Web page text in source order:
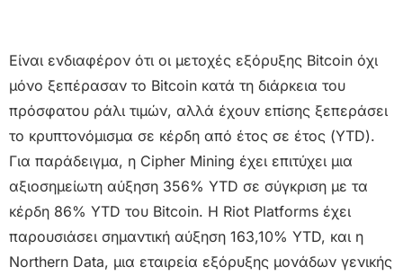
Είναι ενδιαφέρον ότι οι μετοχές εξόρυξης Bitcoin όχι
μόνο ξεπέρασαν το Bitcoin κατά τη διάρκεια του
πρόσφατου ράλι τιμών, αλλά έχουν επίσης ξεπεράσει
το κρυπτονόμισμα σε κέρδη από έτος σε έτος (YTD).
Για παράδειγμα, η Cipher Mining έχει επιτύχει μια
αξιοσημείωτη αύξηση 356% YTD σε σύγκριση με τα
κέρδη 86% YTD του Bitcoin. Η Riot Platforms έχει
παρουσιάσει σημαντική αύξηση 163,10% YTD, και η
Northern Data, μια εταιρεία εξόρυξης μονάδων γενικής